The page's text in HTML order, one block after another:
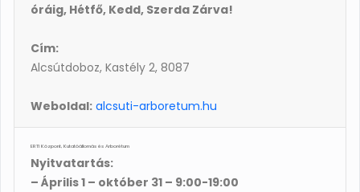
óráig, Hétfő, Kedd, Szerda Zárva!
Cím:
Alcsútdoboz, Kastély 2, 8087
Weboldal: alcsuti-arboretum.hu
ERTI Központ, Kutatóállomás és Arborétum
Nyitvatartás:
– Április 1 – október 31 – 9:00-19:00